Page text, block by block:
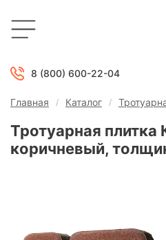
8 (800) 600-22-04
Главная Каталог
Тротуарная плитка
коричневый,